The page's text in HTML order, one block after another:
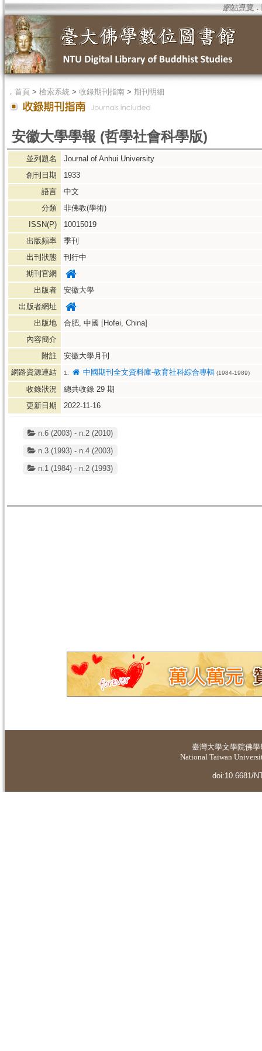
網站導覽 ．
． 首頁 > 檢索系統 > 收錄期刊指南 > 期刊明細
安徽大學學報 (哲學社會科學版)
並列題名
Journal of Anhui University
創刊日期
1933
語言
中文
分類
非佛教(學術)
ISSN(P)
10015019
出版頻率
季刊
出刊狀態
刊行中
期刊官網
出版者
安徽大學
出版者網址
出版地
合肥, 中國 [Hofei, China]
內容簡介
附註
安徽大學月刊
網路資源連結
1. 中國期刊全文資料庫-教育社科綜合專輯 (1984-1989)
收錄狀況 總共收錄 29 期
更新日期
2022-11-16
n.6 (2003) - n.2 (2010)
n.3 (1993) - n.4 (2003)
n.1 (1984) - n.2 (1993)
臺灣大學文學院佛
National Taiwan
doi:10.6681/